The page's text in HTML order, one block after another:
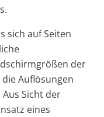
sich auf Seiten
der
Auflösungen
Sicht der
eines